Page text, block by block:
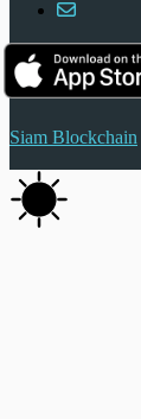
Siam Blockchain